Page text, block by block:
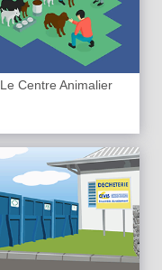
Le Centre Animalier